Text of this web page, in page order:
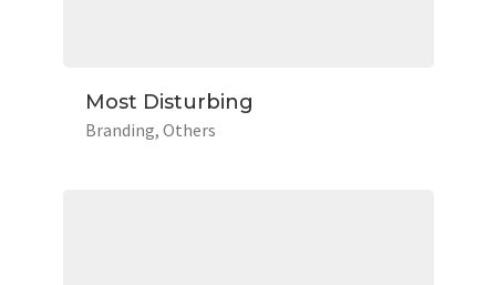
Most Disturbing
Branding Others